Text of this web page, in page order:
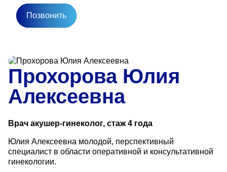
Новости
Прейскурант цен
Контакты
Адрес
398005, г. Липецк, пл. Металлургов, 1
Понедельник — пятница 7:30–20:00
Прохорова Юлия
Алексеевна
Врач акушер-гинеколог, стаж 4 года
Юлия Алексеевна молодой, перспективный
специалист в области оперативной и консультативной
гинекологии.
Позвонить